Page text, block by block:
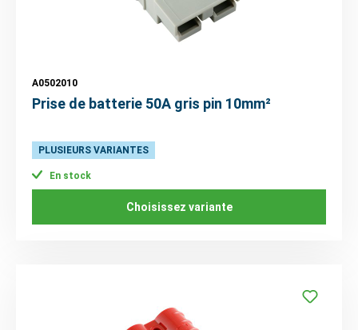
A0502010
Prise de batterie 50A gris pin 10mm²
PLUSIEURS VARIANTES
En stock
Choisissez variante